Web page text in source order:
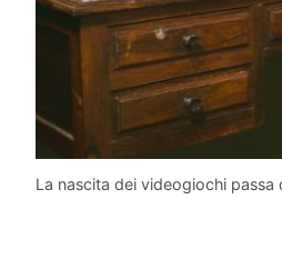
La nascita dei videogiochi